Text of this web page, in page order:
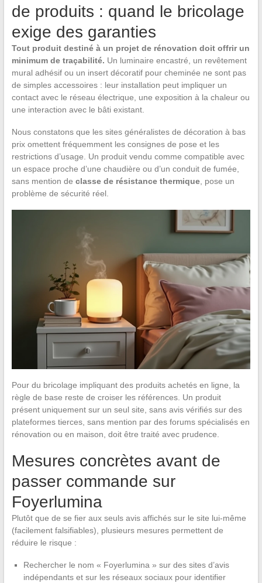
de produits : quand le bricolage
exige des garanties
Tout produit destiné à un projet de rénovation doit offrir un
minimum de traçabilité. Un luminaire encastré, un revêtement
mural adhésif ou un insert décoratif pour cheminée ne sont pas
de simples accessoires : leur installation peut impliquer un
contact avec le réseau électrique, une exposition à la chaleur ou
une interaction avec le bâti existant.
Nous constatons que les sites généralistes de décoration à bas
prix omettent fréquemment les consignes de pose et les
restrictions d’usage. Un produit vendu comme compatible avec
un espace proche d’une chaudière ou d’un conduit de fumée,
sans mention de classe de résistance thermique, pose un
problème de sécurité réel.
Pour du bricolage impliquant des produits achetés en ligne, la
règle de base reste de croiser les références. Un produit
présent uniquement sur un seul site, sans avis vérifiés sur des
plateformes tierces, sans mention par des forums spécialisés en
rénovation ou en maison, doit être traité avec prudence.
Mesures concrètes avant de
passer commande sur
Foyerlumina
Plutôt que de se fier aux seuls avis affichés sur le site lui-même
(facilement falsifiables), plusieurs mesures permettent de
réduire le risque :
Rechercher le nom « Foyerlumina » sur des sites d’avis
indépendants et sur les réseaux sociaux pour identifier